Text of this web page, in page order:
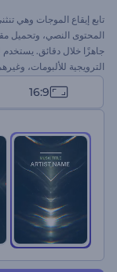
تابع إيقاع الموجات وهي
المحتوى النصي، وتحميل
جاهزًا خلال دقائق. يستخدم
الترويجية للألبومات،
16:9